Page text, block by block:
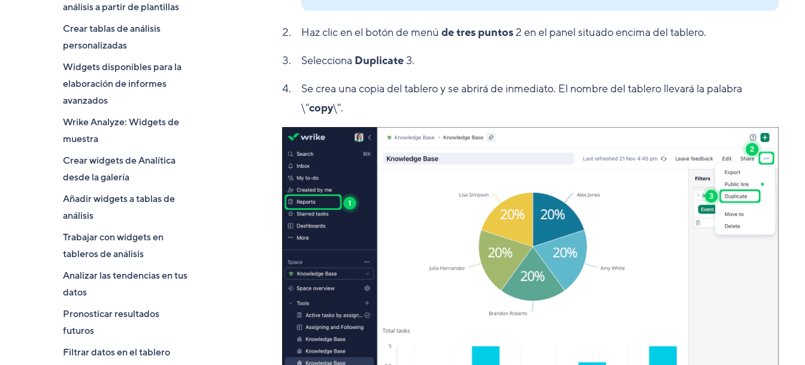
análisis a partir de plantillas
Crear tablas de análisis
personalizadas
Widgets disponibles para la
elaboración de informes
avanzados
Wrike Analyze: Widgets de
muestra
Crear widgets de Analítica
desde la galería
Añadir widgets a tablas de
análisis
Trabajar con widgets en
tableros de análisis
Analizar las tendencias en tus
datos
Pronosticar resultados
futuros
Filtrar datos en el tablero
Haz clic en el botón de menú de tres puntos2 en el panel situado encima del tablero.
Selecciona Duplicate3.
Se crea una copia del tablero y se abrirá de inmediato. El nombre del tablero llevará la palabra
\"copy\".